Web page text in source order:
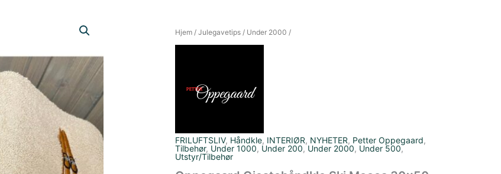
Hjem/ Julegavetips/ Under 2000 /
FRILUFTSLIV, Håndkle, INTERIØR, NYHETER, Petter Oppegaard,
Tilbehør, Under 1000, Under 200,Under 2000, Under 500,
Utstyr/Tilbehør